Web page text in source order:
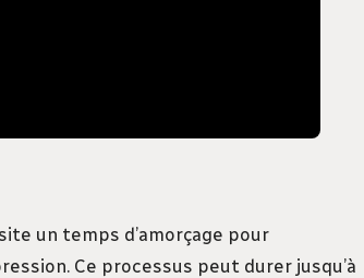
un temps d’amorçage pour
Ce processus peut durer jusqu’à